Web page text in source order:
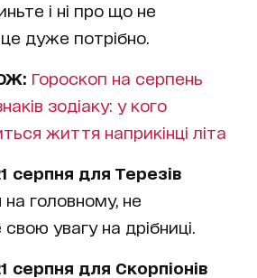
і ні про що не
дуже потрібно.
Гороскоп на серпень
зодіаку: у кого
життя наприкінці літа
серпня для Терезів
головному, не
увагу на дрібниці.
серпня для Скорпіонів